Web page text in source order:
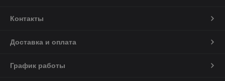
Контакты
Доставка и оплата
График работы